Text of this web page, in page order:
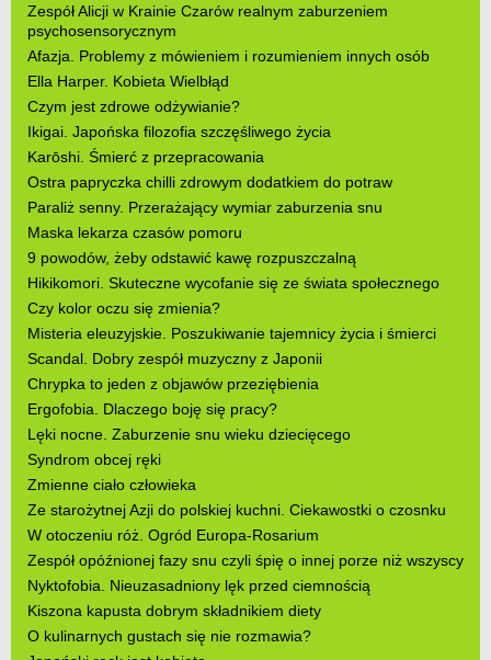
Zespół Alicji w Krainie Czarów realnym zaburzeniem
psychosensorycznym
Afazja. Problemy z mówieniem i rozumieniem innych osób
Ella Harper. Kobieta Wielbłąd
Czym jest zdrowe odżywianie?
Ikigai. Japońska filozofia szczęśliwego życia
Karōshi. Śmierć z przepracowania
Ostra papryczka chilli zdrowym dodatkiem do potraw
Paraliż senny. Przerażający wymiar zaburzenia snu
Maska lekarza czasów pomoru
9 powodów, żeby odstawić kawę rozpuszczalną
Hikikomori. Skuteczne wycofanie się ze świata społecznego
Czy kolor oczu się zmienia?
Misteria eleuzyjskie. Poszukiwanie tajemnicy życia i śmierci
Scandal. Dobry zespół muzyczny z Japonii
Chrypka to jeden z objawów przeziębienia
Ergofobia. Dlaczego boję się pracy?
Lęki nocne. Zaburzenie snu wieku dziecięcego
Syndrom obcej ręki
Zmienne ciało człowieka
Ze starożytnej Azji do polskiej kuchni. Ciekawostki o czosnku
W otoczeniu róż. Ogród Europa-Rosarium
Zespół opóźnionej fazy snu czyli śpię o innej porze niż wszyscy
Nyktofobia. Nieuzasadniony lęk przed ciemnością
Kiszona kapusta dobrym składnikiem diety
O kulinarnych gustach się nie rozmawia?